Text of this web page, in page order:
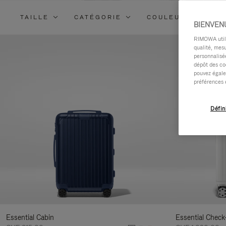
TAILLE CATÉGORIE COULEUR
Essential Cabin
Essential
RIMOWA
qualité,
dépôt des
pouvez
préférences